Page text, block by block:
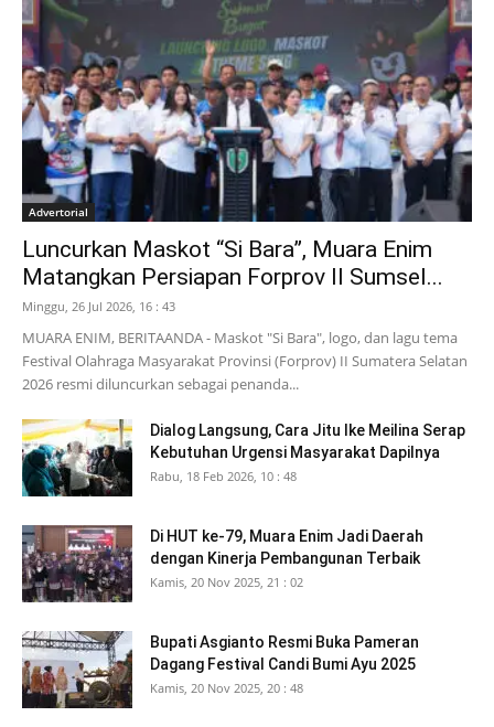
Advertorial
Luncurkan Maskot “Si Bara”, Muara Enim
Matangkan Persiapan Forprov II Sumsel...
Minggu, 26 Jul 2026, 16 : 43
MUARA ENIM, BERITAANDA - Maskot "Si Bara", logo, dan lagu tema
Festival Olahraga Masyarakat Provinsi (Forprov) II Sumatera Selatan
2026 resmi diluncurkan sebagai penanda...
Dialog Langsung, Cara Jitu Ike Meilina Serap
Kebutuhan Urgensi Masyarakat Dapilnya
Rabu, 18 Feb 2026, 10 : 48
Di HUT ke-79, Muara Enim Jadi Daerah
dengan Kinerja Pembangunan Terbaik
Kamis, 20 Nov 2025, 21 : 02
Bupati Asgianto Resmi Buka Pameran
Dagang Festival Candi Bumi Ayu 2025
Kamis, 20 Nov 2025, 20 : 48